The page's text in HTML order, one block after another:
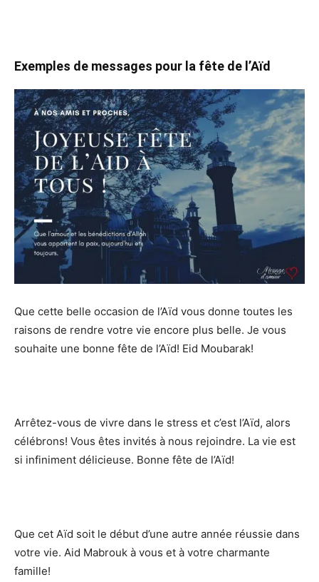
Exemples de messages pour la fête de l’Aïd
Que cette belle occasion de l’Aïd vous donne toutes les
raisons de rendre votre vie encore plus belle. Je vous
souhaite une bonne fête de l’Aïd! Eid Moubarak!
Arrêtez-vous de vivre dans le stress et c’est l’Aïd, alors
célébrons! Vous êtes invités à nous rejoindre. La vie est
si infiniment délicieuse. Bonne fête de l’Aïd!
Que cet Aïd soit le début d’une autre année réussie dans
votre vie. Aid Mabrouk à vous et à votre charmante
famille!